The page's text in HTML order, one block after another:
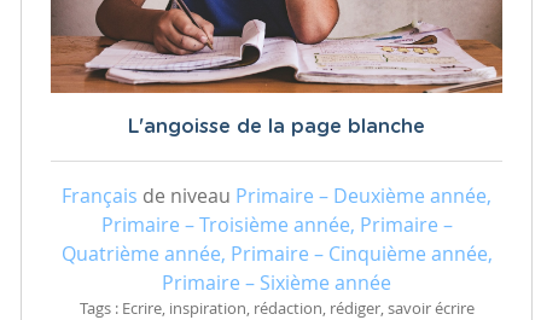
L'angoisse de la page blanche
Français de niveau Primaire – Deuxième année,
Primaire – Troisième année, Primaire –
Quatrième année, Primaire – Cinquième année,
Primaire – Sixième année
Tags : Ecrire, inspiration, rédaction, rédiger, savoir écrire